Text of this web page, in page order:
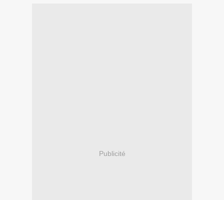
Publicité